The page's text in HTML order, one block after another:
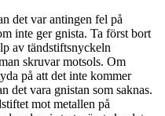
det var antingen fel på
inte ger gnista. Ta först bort
av tändstiftsnyckeln
skruvar motsols. Om
på att det inte kommer
det vara gnistan som saknas.
mot metallen på